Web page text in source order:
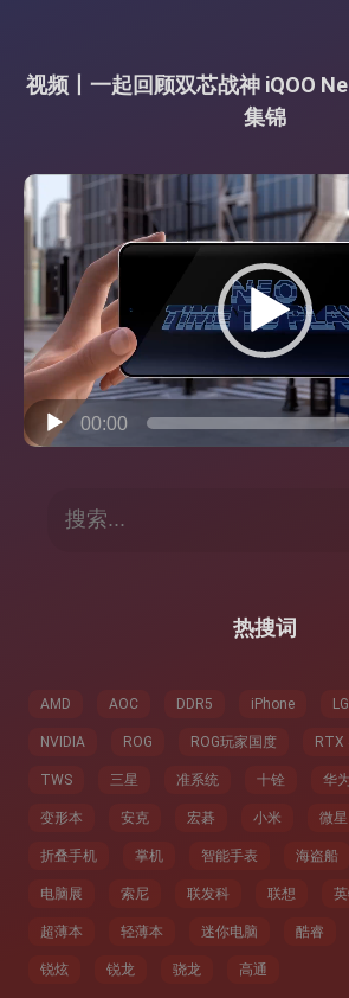
视频丨一起回顾双芯战神 iQOO
集锦
视
频
播
放
器
00:00
热搜词
AMD AOC DDR5 iPhone LG
NVIDIA ROG ROG玩家国度 RTX
TWS 三星 准系统 十铨 华为
变形本 安克 宏碁 小米 微星
折叠手机 掌机 智能手表 海盗船
电脑展 索尼 联发科 联想
超薄本 轻薄本 迷你电脑 酷睿
锐炫 锐龙 骁龙 高通